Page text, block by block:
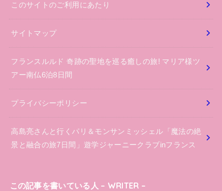
このサイトのご利用にあたり
サイトマップ
フランスルルド 奇跡の聖地を巡る癒しの旅! マリア様ツ
アー南仏6泊8日間
プライバシーポリシー
高島亮さんと行くパリ＆モンサンミッシェル「魔法の絶
景と融合の旅7日間」遊学ジャーニークラブinフランス
この記事を書いている人 – WRITER –